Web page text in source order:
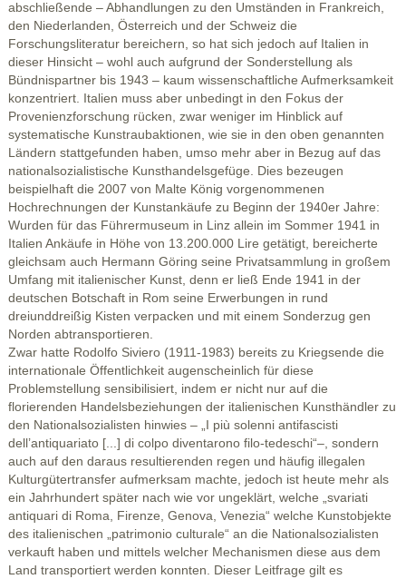
abschließende – Abhandlungen zu den Umständen in Frankreich,
den Niederlanden, Österreich und der Schweiz die
Forschungsliteratur bereichern, so hat sich jedoch auf Italien in
dieser Hinsicht – wohl auch aufgrund der Sonderstellung als
Bündnispartner bis 1943 – kaum wissenschaftliche Aufmerksamkeit
konzentriert. Italien muss aber unbedingt in den Fokus der
Provenienzforschung rücken, zwar weniger im Hinblick auf
systematische Kunstraubaktionen, wie sie in den oben genannten
Ländern stattgefunden haben, umso mehr aber in Bezug auf das
nationalsozialistische Kunsthandelsgefüge. Dies bezeugen
beispielhaft die 2007 von Malte König vorgenommenen
Hochrechnungen der Kunstankäufe zu Beginn der 1940er Jahre:
Wurden für das Führermuseum in Linz allein im Sommer 1941 in
Italien Ankäufe in Höhe von 13.200.000 Lire getätigt, bereicherte
gleichsam auch Hermann Göring seine Privatsammlung in großem
Umfang mit italienischer Kunst, denn er ließ Ende 1941 in der
deutschen Botschaft in Rom seine Erwerbungen in rund
dreiunddreißig Kisten verpacken und mit einem Sonderzug gen
Norden abtransportieren.
Zwar hatte Rodolfo Siviero (1911-1983) bereits zu Kriegsende die
internationale Öffentlichkeit augenscheinlich für diese
Problemstellung sensibilisiert, indem er nicht nur auf die
florierenden Handelsbeziehungen der italienischen Kunsthändler zu
den Nationalsozialisten hinwies – „I più solenni antifascisti
dell’antiquariato [...] di colpo diventarono filo-tedeschi“–, sondern
auch auf den daraus resultierenden regen und häufig illegalen
Kulturgütertransfer aufmerksam machte, jedoch ist heute mehr als
ein Jahrhundert später nach wie vor ungeklärt, welche „svariati
antiquari di Roma, Firenze, Genova, Venezia“ welche Kunstobjekte
des italienischen „patrimonio culturale“ an die Nationalsozialisten
verkauft haben und mittels welcher Mechanismen diese aus dem
Land transportiert werden konnten. Dieser Leitfrage gilt es